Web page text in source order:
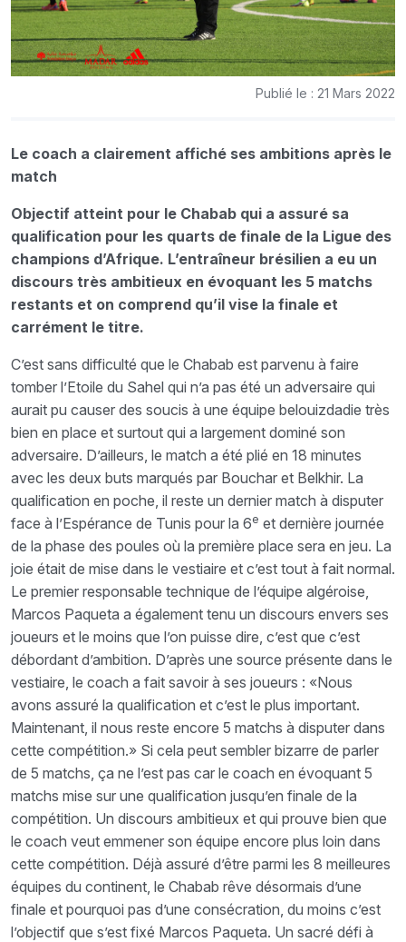
Publié le : 21 Mars 2022
Le coach a clairement affiché ses ambitions après le
match
Objectif atteint pour le Chabab qui a assuré sa
qualification pour les quarts de finale de la Ligue des
champions d’Afrique. L’entraîneur brésilien a eu un
discours très ambitieux en évoquant les 5 matchs
restants et on comprend qu’il vise la finale et
carrément le titre.
C’est sans difficulté que le Chabab est parvenu à faire
tomber l’Etoile du Sahel qui n’a pas été un adversaire qui
aurait pu causer des soucis à une équipe belouizdadie très
bien en place et surtout qui a largement dominé son
adversaire. D’ailleurs, le match a été plié en 18 minutes
avec les deux buts marqués par Bouchar et Belkhir. La
qualification en poche, il reste un dernier match à disputer
face à l’Espérance de Tunis pour la 6e et dernière journée
de la phase des poules où la première place sera en jeu. La
joie était de mise dans le vestiaire et c’est tout à fait normal.
Le premier responsable technique de l’équipe algéroise,
Marcos Paqueta a également tenu un discours envers ses
joueurs et le moins que l’on puisse dire, c’est que c’est
débordant d’ambition. D’après une source présente dans le
vestiaire, le coach a fait savoir à ses joueurs : «Nous
avons assuré la qualification et c’est le plus important.
Maintenant, il nous reste encore 5 matchs à disputer dans
cette compétition.» Si cela peut sembler bizarre de parler
de 5 matchs, ça ne l’est pas car le coach en évoquant 5
matchs mise sur une qualification jusqu’en finale de la
compétition. Un discours ambitieux et qui prouve bien que
le coach veut emmener son équipe encore plus loin dans
cette compétition. Déjà assuré d’être parmi les 8 meilleures
équipes du continent, le Chabab rêve désormais d’une
finale et pourquoi pas d’une consécration, du moins c’est
l’objectif que s’est fixé Marcos Paqueta. Un sacré défi à